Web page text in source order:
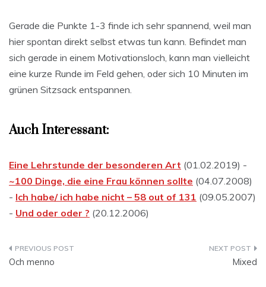
Gerade die Punkte 1-3 finde ich sehr spannend, weil man
hier spontan direkt selbst etwas tun kann. Befindet man
sich gerade in einem Motivationsloch, kann man vielleicht
eine kurze Runde im Feld gehen, oder sich 10 Minuten im
grünen Sitzsack entspannen.
Auch Interessant:
Eine Lehrstunde der besonderen Art (01.02.2019) -
~100 Dinge, die eine Frau können sollte (04.07.2008)
- Ich habe/ ich habe nicht – 58 out of 131 (09.05.2007)
- Und oder oder ? (20.12.2006)
Beitragsnavigation
Och menno Mixed